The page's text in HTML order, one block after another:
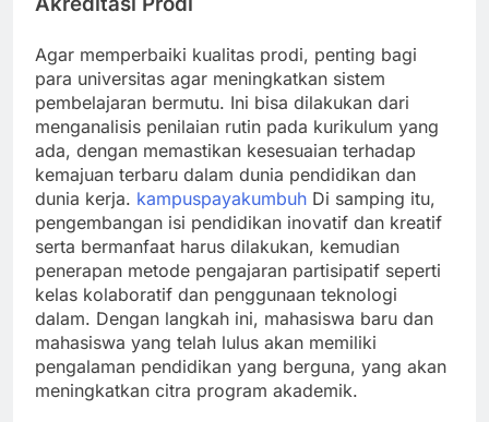
Agar memperbaiki kualitas prodi, penting bagi
para universitas agar meningkatkan sistem
pembelajaran bermutu. Ini bisa dilakukan dari
menganalisis penilaian rutin pada kurikulum yang
ada, dengan memastikan kesesuaian terhadap
kemajuan terbaru dalam dunia pendidikan dan
dunia kerja. kampuspayakumbuh Di samping itu,
pengembangan isi pendidikan inovatif dan kreatif
serta bermanfaat harus dilakukan, kemudian
penerapan metode pengajaran partisipatif seperti
kelas kolaboratif dan penggunaan teknologi
dalam. Dengan langkah ini, mahasiswa baru dan
mahasiswa yang telah lulus akan memiliki
pengalaman pendidikan yang berguna, yang akan
meningkatkan citra program akademik.